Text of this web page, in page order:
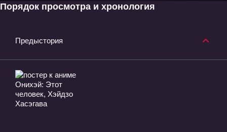
Порядок просмотра и хронология
Предыстория